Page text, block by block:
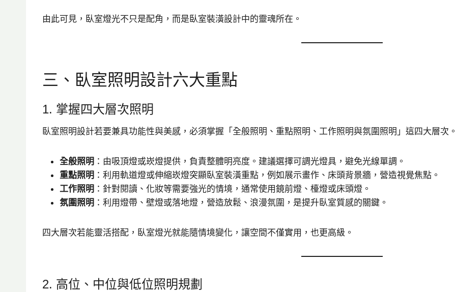
由此可見，臥室燈光不只是配角，而是臥室裝潢設計中的靈魂所在。
三、臥室照明設計六大重點
1. 掌握四大層次照明
臥室照明設計若要兼具功能性與美感，必須掌握「全般照明、重點照明、工作照明與氛圍照明」這四大層次
全般照明 ：由吸頂燈或崁燈提供，負責整體明亮度。建議選擇可調光燈具，避免光線單調。
重點照明 ：利用軌道燈或伸縮崁燈突顯臥室裝潢重點，例如展示畫作、床頭背景牆，營造視覺焦點。
工作照明 ：針對閱讀、化妝等需要強光的情境，通常使用鏡前燈、檯燈或床頭燈。
氛圍照明 ：利用燈帶、壁燈或落地燈，營造放鬆、浪漫氛圍，是提升臥室質感的關鍵。
四大層次若能靈活搭配，臥室燈光就能隨情境變化，讓空間不僅實用，也更高級。
2. 高位、中位與低位照明規劃